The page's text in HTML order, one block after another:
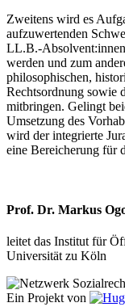
Zweitens wird es
aufzuwertenden
LL.B.-Absolvent:innen
werden und zum
philosophischen,
Rechtsordnung sowie
mitbringen. Gelingt
Umsetzung des
wird der integrierte
eine Bereicherung für
Prof. Dr. Markus
leitet das Institut für
Universität zu Köln
Ein Projekt von